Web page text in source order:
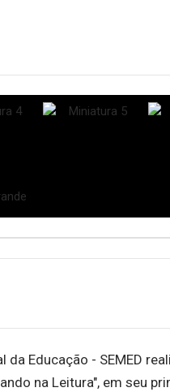
Educação - SEMED
na Leitura", em seu